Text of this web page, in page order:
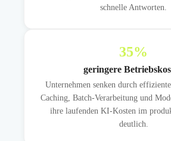
schnelle Antworten.
35%
geringere
Unternehmen senken durch
Caching, Batch-Verarbeitung und
ihre laufenden KI-Kosten im
deutlich.